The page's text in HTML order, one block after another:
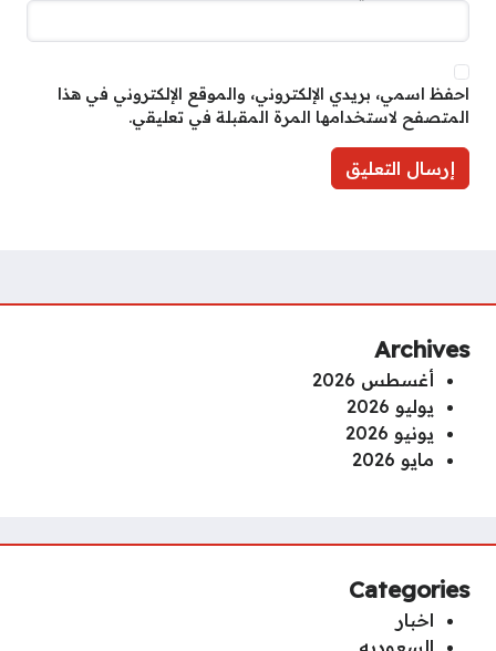
احفظ اسمي، بريدي الإلكتروني، والموقع الإلكتروني في هذا
المتصفح لاستخدامها المرة المقبلة في تعليقي.
Archives
أغسطس 2026
يوليو 2026
يونيو 2026
مايو 2026
Categories
اخبار
السعوديه